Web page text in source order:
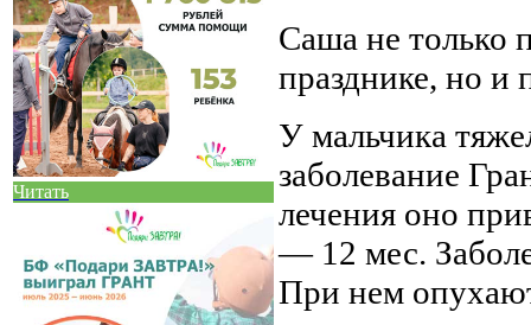
Читать
Саша не только
празднике, но и
У мальчика
заболевание
лечения оно
— 12 мес.
При нем